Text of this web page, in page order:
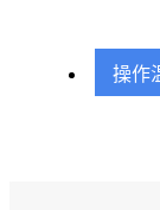
操作